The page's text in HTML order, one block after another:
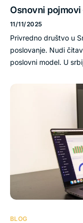
Osnovni pojmovi
11/11/2025
Privredno društvo u
poslovanje. Nudi
poslovni model. U
BLOG